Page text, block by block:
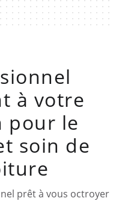
à votre
pour le
soin de
prêt à vous octroyer